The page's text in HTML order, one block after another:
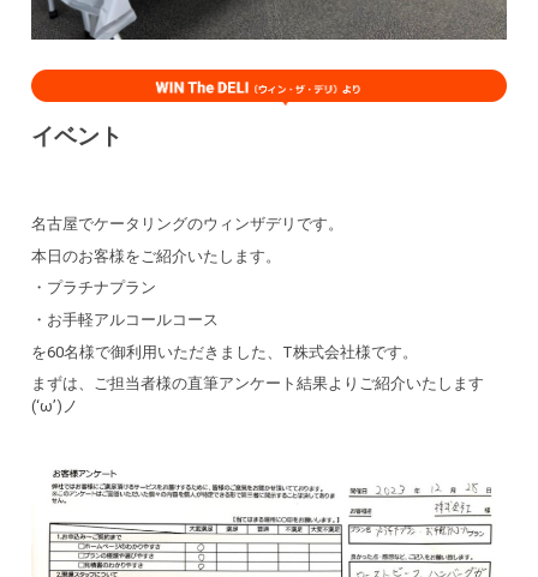
イベント
名古屋でケータリングのウィンザデリです。
本日のお客様をご紹介いたします。
・プラチナプラン
・お手軽アルコールコース
を60名様で御利用いただきました、T株式会社様です。
まずは、ご担当者様の直筆アンケート結果よりご紹介いたします
(‘ω’)ノ